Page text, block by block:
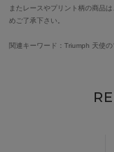
またレースやプリント柄の商品
めご了承下さい。
関連キーワード：Triumph 天使の